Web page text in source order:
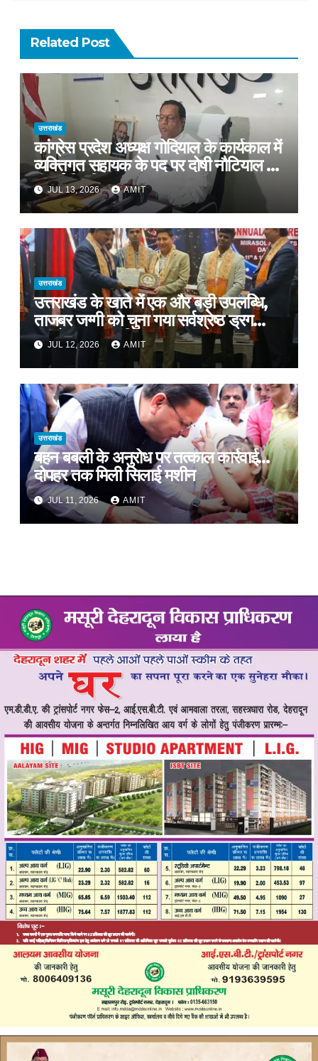
Related Post
उत्तराखंड
कांग्रेस प्रदेश अध्यक्ष गोदियाल के कार्यकाल में
व्यक्तिगत सहायक के पद पर दोषी नौटियाल को
दी गई नियुक्ति*
JUL 13, 2026 AMIT
उत्तराखंड
उत्तराखंड के खाते में एक और बड़ी उपलब्धि,
ताजबर जग्गी को चुना गया सर्वश्रेष्ठ ड्रग
कंट्रोलर ऑफ इंडिया
JUL 12, 2026 AMIT
उत्तराखंड
बहन बबली के अनुरोध पर तत्काल कार्रवाई…
दोपहर तक मिली सिलाई मशीन
JUL 11, 2026 AMIT